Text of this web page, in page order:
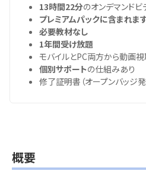
13時間22分のオンデマンドビ
プレミアムパックに含まれま
必要教材なし
1年間受け放題
モバイルとPC両方から動画
個別サポートの仕組みあり
修了証明書（オープンバッジ発
概要